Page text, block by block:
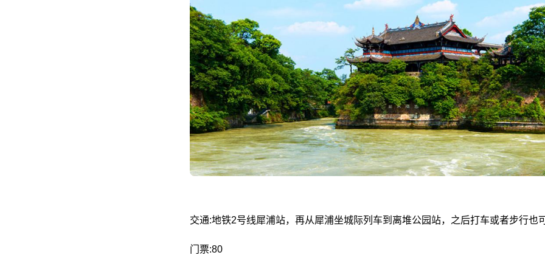
交通:地铁2号线犀浦站，再从犀浦坐城际列车到离堆公园站，之后打车或者步行也
门票:80